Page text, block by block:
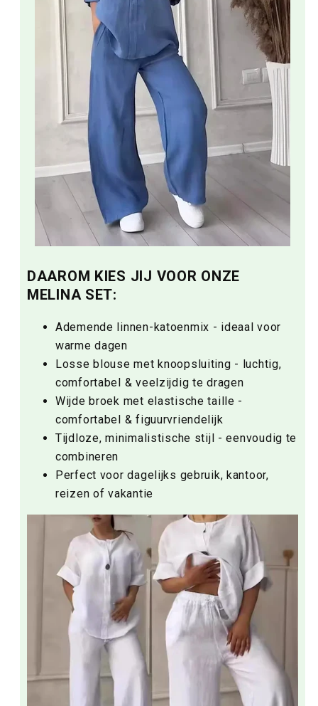
DAAROM KIES JIJ VOOR ONZE
MELINA SET:
Ademende linnen-katoenmix - ideaal voor
warme dagen
Losse blouse met knoopsluiting - luchtig,
comfortabel & veelzijdig te dragen
Wijde broek met elastische taille -
comfortabel & figuurvriendelijk
Tijdloze, minimalistische stijl - eenvoudig te
combineren
Perfect voor dagelijks gebruik, kantoor,
reizen of vakantie